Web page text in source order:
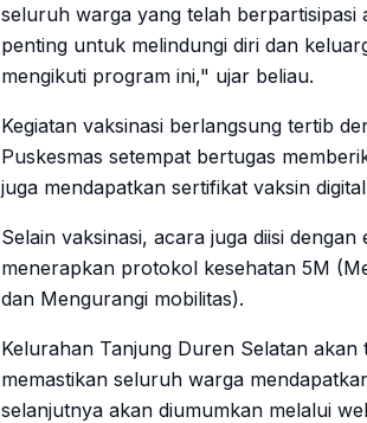
seluruh warga yang telah berpartisipasi
penting untuk melindungi diri dan
mengikuti program ini," ujar beliau.
Kegiatan vaksinasi berlangsung tertib
Puskesmas setempat bertugas
juga mendapatkan sertifikat vaksin
Selain vaksinasi, acara juga diisi
menerapkan protokol kesehatan 5M
dan Mengurangi mobilitas).
Kelurahan Tanjung Duren Selatan
memastikan seluruh warga
selanjutnya akan diumumkan melalui